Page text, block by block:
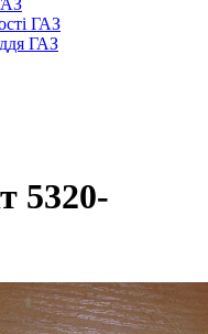
ГАЗ
ГАЗ
5320-